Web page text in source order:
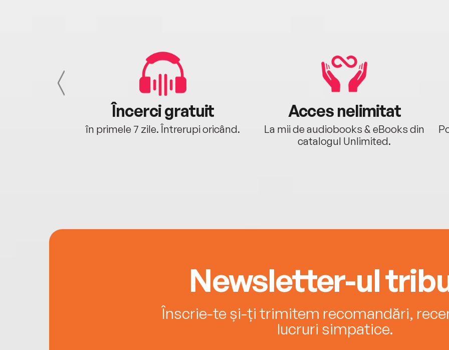
Încerci gratuit
în primele 7 zile. Întrerupi oricând.
Acces nelimitat
La mii de audiobooks & eBooks din
catalogul Unlimited.
Newsletter-ul
Înscrie-te și-ți trimitem recomandări,
lucruri simpatice.